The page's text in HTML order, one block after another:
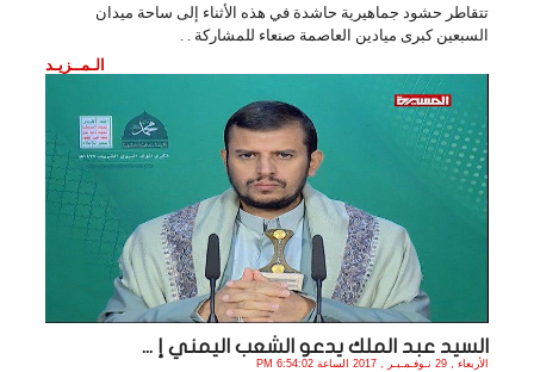
تتقاطر حشود جماهيرية حاشدة في هذه الأثناء إلى ساحة ميدان
السبعين كبرى ميادين العاصمة صنعاء للمشاركة . .
الـمــزيـد
السيد عبد الملك يدعو الشعب اليمني إ ...
الأربعاء , 29 نـوفـمـبـر , 2017 الساعة 6:54:02 PM